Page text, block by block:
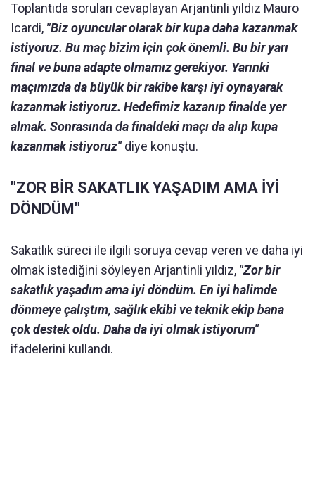
Toplantıda soruları cevaplayan Arjantinli yıldız Mauro
Icardi, "Biz oyuncular olarak bir kupa daha kazanmak
istiyoruz. Bu maç bizim için çok önemli. Bu bir yarı
final ve buna adapte olmamız gerekiyor. Yarınki
maçımızda da büyük bir rakibe karşı iyi oynayarak
kazanmak istiyoruz. Hedefimiz kazanıp finalde yer
almak. Sonrasında da finaldeki maçı da alıp kupa
kazanmak istiyoruz"diye konuştu.
"ZOR BİR SAKATLIK YAŞADIM AMA İYİ
DÖNDÜM"
Sakatlık süreci ile ilgili soruya cevap veren ve daha iyi
olmak istediğini söyleyen Arjantinli yıldız, "Zor bir
sakatlık yaşadım ama iyi döndüm. En iyi halimde
dönmeye çalıştım, sağlık ekibi ve teknik ekip bana
çok destek oldu. Daha da iyi olmak istiyorum"
ifadelerini kullandı.